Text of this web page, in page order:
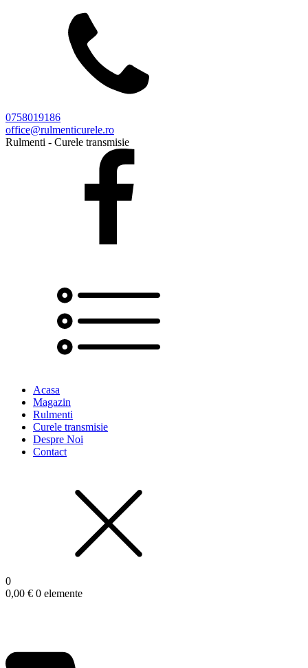
0758019186
office@rulmenticurele.ro
Rulmenti - Curele transmisie
Acasa
Magazin
Rulmenti
Curele transmisie
Despre Noi
Contact
0
0,00 € 0 elemente